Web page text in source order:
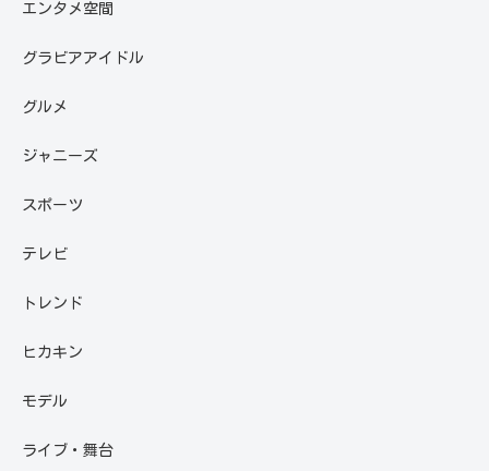
エンタメ空間
グラビアアイドル
グルメ
ジャニーズ
スポーツ
テレビ
トレンド
ヒカキン
モデル
ライブ・舞台